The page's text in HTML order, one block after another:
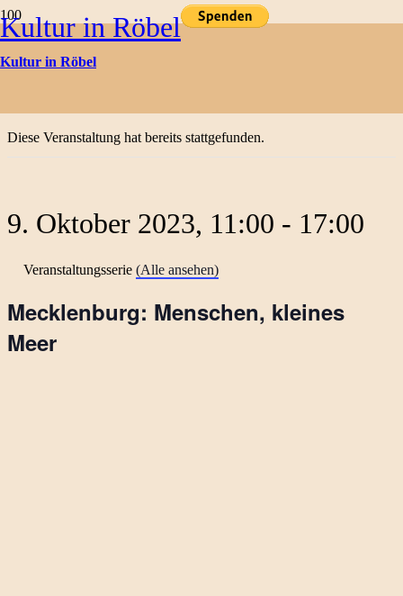
Kultur in Röbel
Kultur in Röbel
Kulturtermine
Diese Veranstaltung hat bereits stattgefunden.
9. Oktober 2023, 11:00 - 17:00
Veranstaltungsserie (Alle ansehen)
Mecklenburg: Menschen, kleines
Meer